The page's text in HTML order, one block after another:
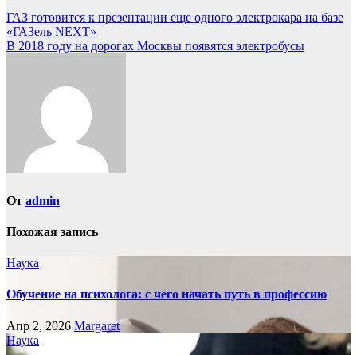
Навигация
по
ГАЗ готовится к презентации еще одного электрокара на базе
«ГАЗель NEXT»
В 2018 году на дорогах Москвы появятся электробусы
От admin
Похожая запись
Наука
Обучение на психолога: с чего начать путь в профессию
Апр 2, 2026 Margaret
Наука